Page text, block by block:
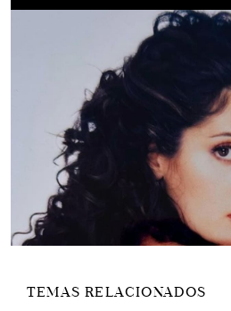
TEMAS RELACIONADOS